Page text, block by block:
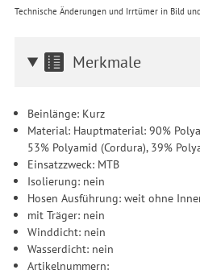
Technische Änderungen und Irrtümer in Bild
Merkmale
Beinlänge: Kurz
Material: Hauptmaterial: 90%
53% Polyamid (Cordura), 39%
Einsatzzweck: MTB
Isolierung: nein
Hosen Ausführung: weit ohne
mit Träger: nein
Winddicht: nein
Wasserdicht: nein
Artikelnummern: